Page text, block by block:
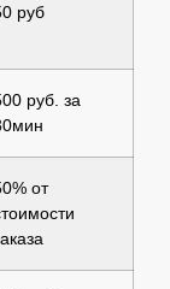
руб
руб. за
от